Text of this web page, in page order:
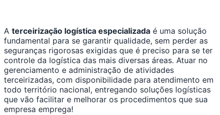
A terceirização logística especializada é uma solução
fundamental para se garantir qualidade, sem perder as
seguranças rigorosas exigidas que é preciso para se ter
controle da logística das mais diversas áreas. Atuar no
gerenciamento e administração de atividades
terceirizadas, com disponibilidade para atendimento em
todo território nacional, entregando soluções logísticas
que vão facilitar e melhorar os procedimentos que sua
empresa emprega!